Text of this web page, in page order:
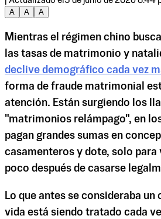
A
A A
Mientras el régimen chino
las tasas de matrimonio y
declive demográfico cada vez
forma de fraude matrimonial
atención. Están surgiendo los
"matrimonios relámpago", en
pagan grandes sumas en
casamenteros y dote, solo para
poco después de casarse
Lo que antes se consideraba
vida está siendo tratado cada